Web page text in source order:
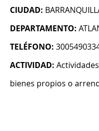
CIUDAD:
DEPARTAMENTO:
TELÉFONO:
ACTIVIDAD:
bienes propios o